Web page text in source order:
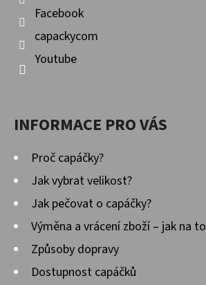
Facebook
capackycom
Youtube
INFORMACE PRO VÁS
Proč capáčky?
Jak vybrat velikost?
Jak pečovat o capáčky?
Výměna a vrácení zboží – jak na to
Způsoby dopravy
Dostupnost capáčků